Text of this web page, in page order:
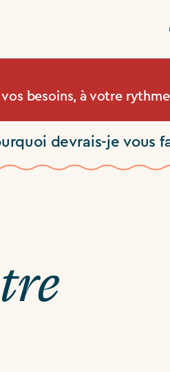
besoins, à votre
devrais-je vous